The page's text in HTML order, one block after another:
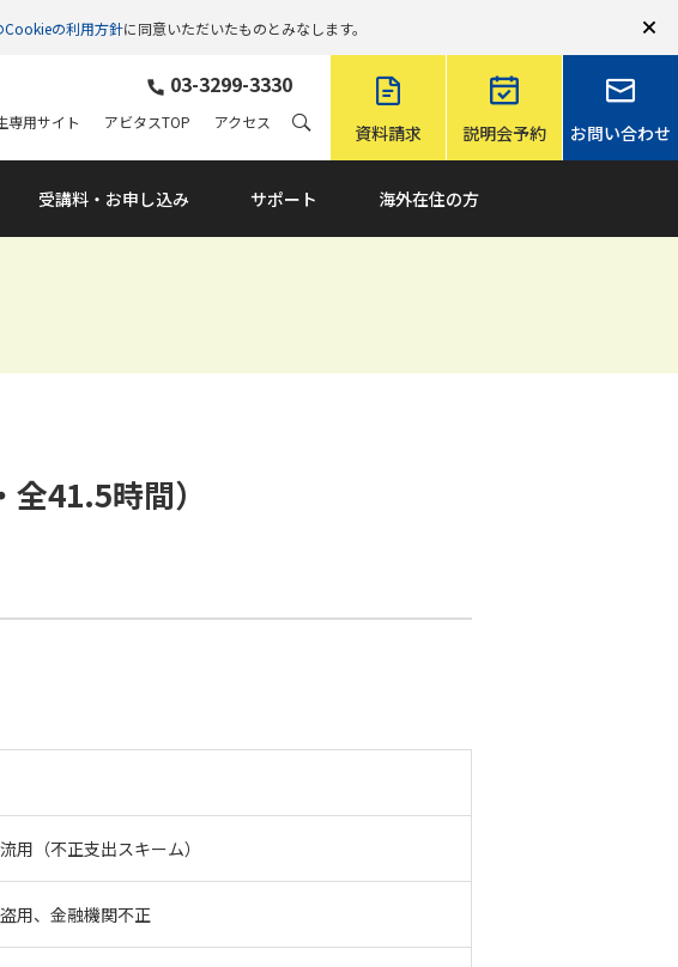
Cookieの利用方針に同意いただいたものとみなします。
資料請求 説明会予約 お問い合わせ
03-3299-3330
受講料 ・お申し込み サポート 海外在住の方
専用サイト アビタスTOP アクセス
41.5時間）
用（不正支出スキーム）
用、金融機関不正